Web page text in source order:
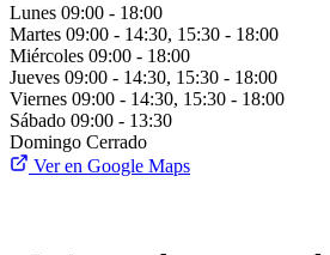
Lunes 09:00 - 18:00
Martes 09:00 - 14:30, 15:30 - 18:00
Miércoles 09:00 - 18:00
Jueves 09:00 - 14:30, 15:30 - 18:00
Viernes 09:00 - 14:30, 15:30 - 18:00
Sábado 09:00 - 13:30
Domingo Cerrado
Ver en Google Maps